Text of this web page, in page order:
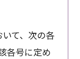
て、次の各
各号に定め